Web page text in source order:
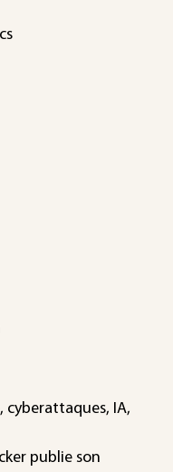
cyberattaques, IA,
publie son